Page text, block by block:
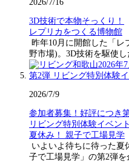
2026/7/16
3D技術で本物そっくり！
レプリカをつくる博物館
昨年10月に開館した「レ
野市場)。3D技術を駆使
2026/7/9
参加者募集！好評につき
リビング特別体験イベント
夏休み！ 親子で工場見学
いよいよ待ちに待った夏
子で工場見学」の第2弾